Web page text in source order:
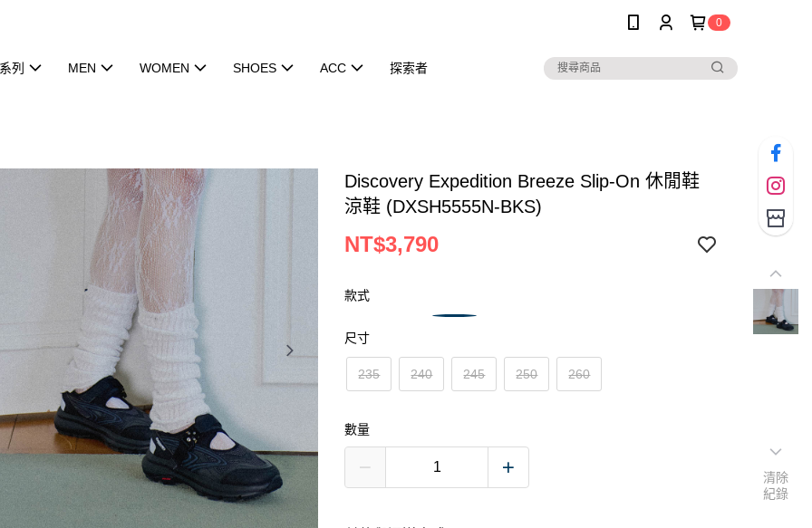
0
列 MEN WOMEN SHOES ACC 探索者
Discovery Expedition Breeze Slip-On 休閒鞋
涼鞋 (DXSH5555N-BKS)
NT$3,790
款式
尺寸
235 240 245 250 260
數量
清除
紀錄